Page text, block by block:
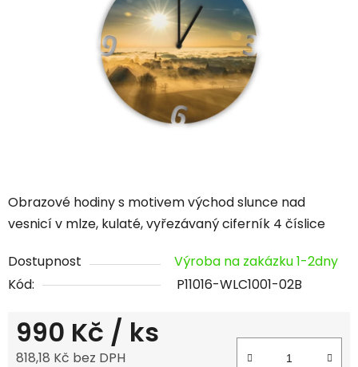
Obrazové hodiny s motivem východ slunce nad
vesnicí v mlze, kulaté, vyřezávaný ciferník 4 číslice
Dostupnost
Výroba na zakázku 1-2dny
Kód:
P11016-WLC1001-02B
990 Kč / ks
818,18 Kč bez DPH